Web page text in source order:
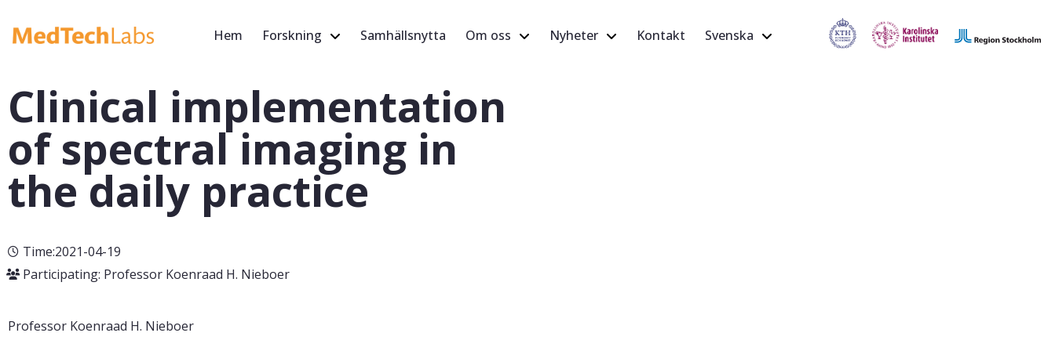
Hem Forskning Samhällsnytta Om oss Nyheter Kontakt Svenska
Clinical implementation
of spectral imaging in
the daily practice
Time:2021-04-19
Participating: Professor Koenraad H. Nieboer
Professor Koenraad H. Nieboer